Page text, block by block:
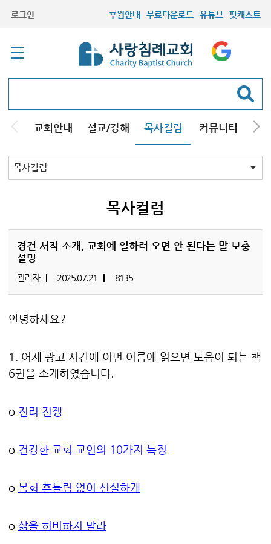
로그인 후원안내 무료다운로드 유튜브 팟캐스트
교회안내 설교/강해 목사컬럼 커뮤니티 기
목사컬럼
목사컬럼
경건 서적 소개, 교회에 일하러 오면 안 된다는 말 보충
설명
관리자 2025.07.21 8135
안녕하세요?
1. 어제 광고 시간에 이번 여름에 읽으면 도움이 되는 책
6권을 소개하였습니다.
o 진리 전쟁
o 건강한 교회 교인의 10가지 특징
o 목회 흔들림 없이 신실하게
o 삶을 허비하지 말라